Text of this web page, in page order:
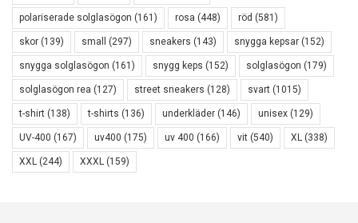
polariserade solglasögon (161) rosa (448) röd (581)
skor (139) small (297) sneakers (143) snygga kepsar (152)
snygga solglasögon (161) snygg keps (152) solglasögon (179)
solglasögon rea (127) street sneakers (128) svart (1015)
t-shirt (138) t-shirts (136) underkläder (146) unisex (129)
UV-400 (167) uv400 (175) uv 400 (166) vit (540) XL (338)
XXL (244) XXXL (159)